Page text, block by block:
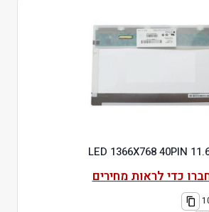
כדי לראות מחירים